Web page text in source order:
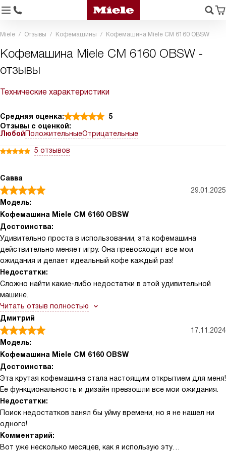
Miele Отзывы Кофемашины Кофемашина Miele CM 6160 OBSW
Кофемашина Miele CM 6160 OBSW -
отзывы
Технические характеристики
Средняя оценка:
5
Отзывы с оценкой:
ЛюбойПоложительныеОтрицательные
5 отзывов
Савва
29.01.2025
Модель:
Кофемашина Miele CM 6160 OBSW
Достоинства:
Удивительно проста в использовании, эта кофемашина
действительно меняет игру. Она превосходит все мои
ожидания и делает идеальный кофе каждый раз!
Недостатки:
Сложно найти какие-либо недостатки в этой удивительной
машине.
Читать отзыв полностью
Дмитрий
17.11.2024
Модель:
Кофемашина Miele CM 6160 OBSW
Достоинства:
Эта крутая кофемашина стала настоящим открытием для меня!
Ее функциональность и дизайн превзошли все мои ожидания.
Недостатки:
Поиск недостатков занял бы уйму времени, но я не нашел ни
одного!
Комментарий:
Вот уже несколько месяцев, как я использую эту